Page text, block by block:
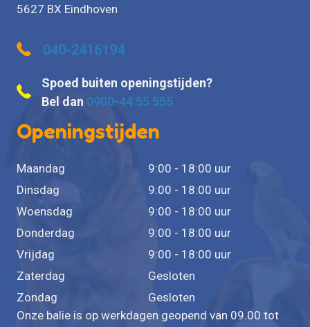
5627 BX Eindhoven
040-2416194
Spoed buiten openingstijden?
Bel dan 0900-44 55 555
Openingstijden
Maandag
9:00 - 18:00 uur
Dinsdag
9:00 - 18:00 uur
Woensdag
9:00 - 18:00 uur
Donderdag
9:00 - 18:00 uur
Vrijdag
9:00 - 18:00 uur
Zaterdag
Gesloten
Zondag
Gesloten
Onze balie is op werkdagen geopend van 09.00 tot